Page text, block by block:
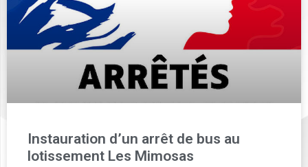
Instauration d’un arrêt de bus au
lotissement Les Mimosas